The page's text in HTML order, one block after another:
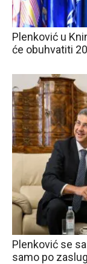
Plenković u
će obuhvatiti
Plenković se
samo po